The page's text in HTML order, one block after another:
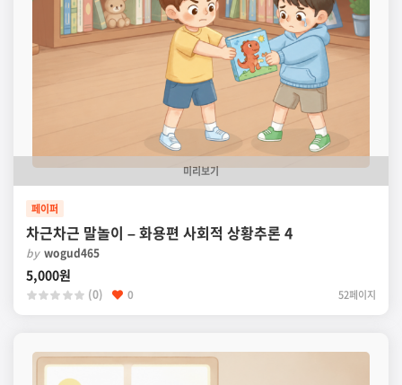
미리보기
페이퍼
차근차근 말놀이 – 화용편 사회적 상황추론 4
by wogud465
5,000원
(0) 0 52페이지